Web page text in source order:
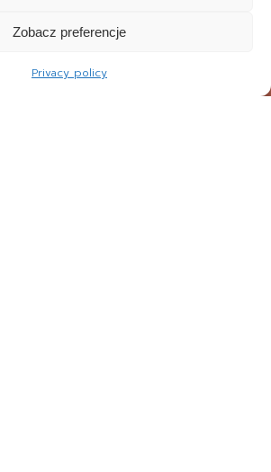
Zobacz preferencje
Privacy policy